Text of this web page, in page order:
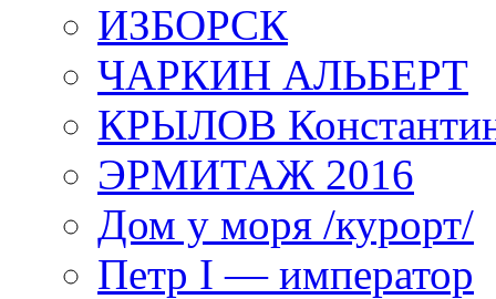
ИЗБОРСК
ЧАРКИН АЛЬБЕРТ
КРЫЛОВ
ЭРМИТАЖ 2016
Дом у моря /курорт/
Петр I — император